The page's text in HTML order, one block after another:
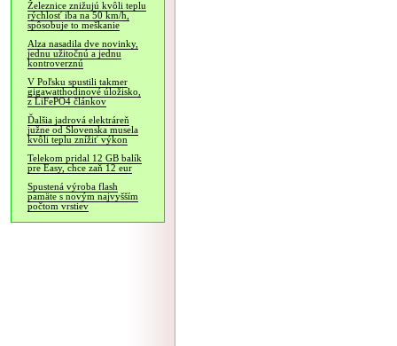
Železnice znižujú kvôli teplu
rýchlosť iba na 50 km/h,
spôsobuje to meškanie
Alza nasadila dve novinky,
jednu užitočnú a jednu
kontroverznú
V Poľsku spustili takmer
gigawatthodinové úložisko,
z LiFePO4 článkov
Ďalšia jadrová elektráreň
južne od Slovenska musela
kvôli teplu znížiť výkon
Telekom pridal 12 GB balík
pre Easy, chce zaň 12 eur
Spustená výroba flash
pamäte s novým najvyšším
počtom vrstiev